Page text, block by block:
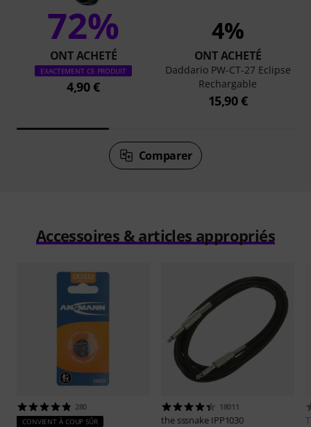
72%
ONT ACHETÉ
EXACTEMENT CE PRODUIT
4,90 €
4%
ONT ACHETÉ
Daddario PW-CT-27 Eclipse
Rechargable
15,90 €
Comparer
Accessoires & articles appropriés
280
CONVIENT À COUP SÛR
18011
the sssnake IPP1030